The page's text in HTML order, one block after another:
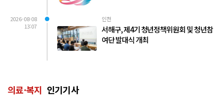
2026-08-08
13:07
인천
서해구, 제4기 청년정책위원회 및 청년참
여단 발대식 개최
의료·복지 인기기사